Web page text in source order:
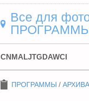
Все для
CNMALJTGDAWCI
ПРОГРАММЫ /